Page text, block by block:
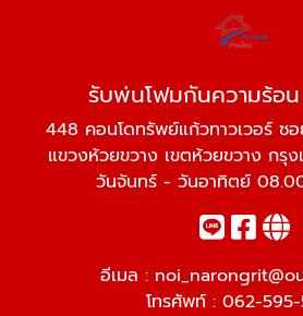
รับพ่นโฟมกันความร้อ
448 คอนโดทรัพย์แก้วทาวเวอร์ ซ
แขวงห้วยขวาง เขตห้วยขวาง กรุ
วันจันทร์ - วันอาทิตย์
อีเมล :
โทรศัพท์ : 062-